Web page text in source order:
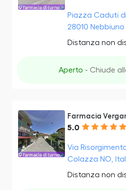
Piazza Caduti di
28010
Distanza non
Aperto - Chiude
Farmacia
5.0
Via
Colazza NO,
Distanza non